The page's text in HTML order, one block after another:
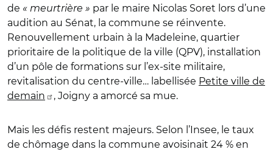
de « meurtrière » par le maire Nicolas Soret lors d’une
audition au Sénat, la commune se réinvente.
Renouvellement urbain à la Madeleine, quartier
prioritaire de la politique de la ville (QPV), installation
d’un pôle de formations sur l’ex-site militaire,
revitalisation du centre-ville… labellisée Petite ville de
demain
, Joigny a amorcé sa mue.
Mais les défis restent majeurs. Selon l’Insee, le taux
de chômage dans la commune avoisinait 24 % en